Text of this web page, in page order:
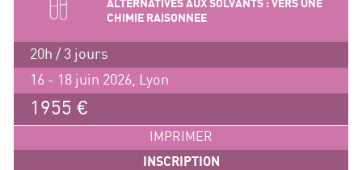
ALTERNATIVES AUX SOLVANTS : VERS UNE
CHIMIE RAISONNEE
20h / 3 jours
16 - 18 juin 2026, Lyon
1955 €
IMPRIMER
INSCRIPTION